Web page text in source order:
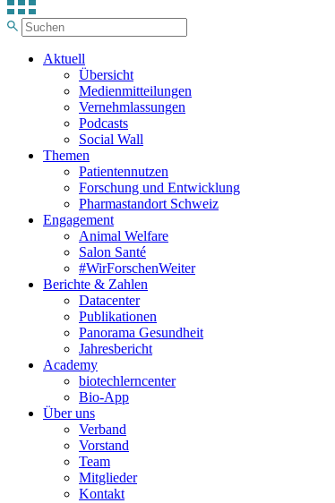
Aktuell
Übersicht
Medienmitteilungen
Vernehmlassungen
Podcasts
Social Wall
Themen
Patientennutzen
Forschung und Entwicklung
Pharmastandort Schweiz
Engagement
Animal Welfare
Salon Santé
#WirForschenWeiter
Berichte & Zahlen
Datacenter
Publikationen
Panorama Gesundheit
Jahresbericht
Academy
biotechlerncenter
Bio-App
Über uns
Verband
Vorstand
Team
Mitglieder
Kontakt